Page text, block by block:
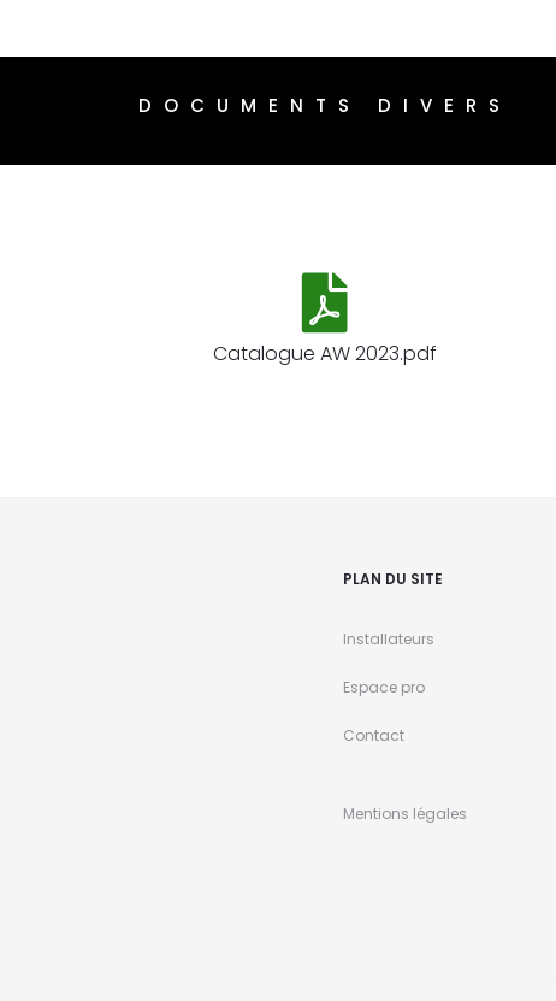
DOCUMENTS DIVERS
Catalogue AW 2023.pdf
PLAN DU SITE
Installateurs
Espace pro
Contact
Mentions légales